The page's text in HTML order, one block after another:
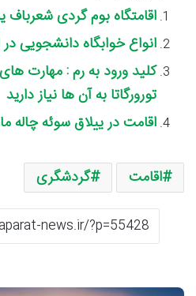
اقامتگاه بوم گردی شعرباف
انواع خوابگاه دانشجویی در
کلید ورود به رم : مهارت
تورورگاتا به آن ها نیاز دارید
اقامت در ییلاق سوئه چاله
اقامت گردشگری